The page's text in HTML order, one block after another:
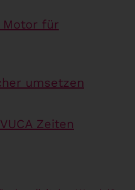
Motor für
umsetzen
Zeiten